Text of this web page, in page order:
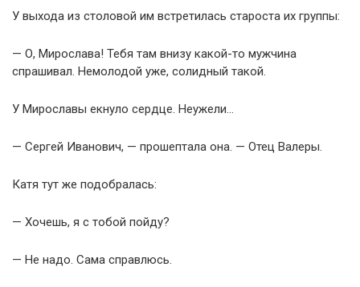
У выхода из столовой им встретилась староста их группы:
— О, Мирослава! Тебя там внизу какой-то мужчина
спрашивал. Немолодой уже, солидный такой.
У Мирославы екнуло сердце. Неужели…
— Сергей Иванович, — прошептала она. — Отец Валеры.
Катя тут же подобралась:
— Хочешь, я с тобой пойду?
— Не надо. Сама справлюсь.